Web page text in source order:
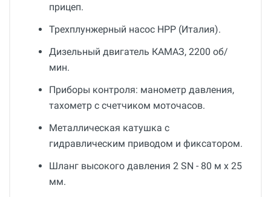
прицеп.
Трехплунжерный насос HPP (Италия).
Дизельный двигатель КАМАЗ, 2200 об/
мин.
Приборы контроля: манометр давления,
тахометр с счетчиком моточасов.
Металлическая катушка с
гидравлическим приводом и фиксатором.
Шланг высокого давления 2 SN - 80 м х 25
мм.